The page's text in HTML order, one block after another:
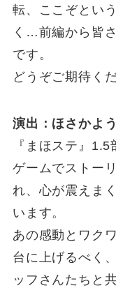
転、ここぞとい
く…前編から皆
です。
どうぞご期待く
演出：ほさかよう
『まほステ』1.5
ゲームでストー
れ、心が震えま
います。
あの感動とワク
台に上げるべく
ッフさんたちと